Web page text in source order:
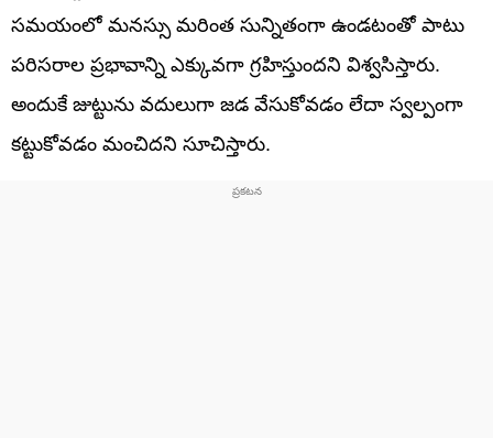
సమయంలో మనస్సు మరింత సున్నితంగా ఉండటంతో పాటు
పరిసరాల ప్రభావాన్ని ఎక్కువగా గ్రహిస్తుందని విశ్వసిస్తారు.
అందుకే జుట్టును వదులుగా జడ వేసుకోవడం లేదా స్వల్పంగా
కట్టుకోవడం మంచిదని సూచిస్తారు.